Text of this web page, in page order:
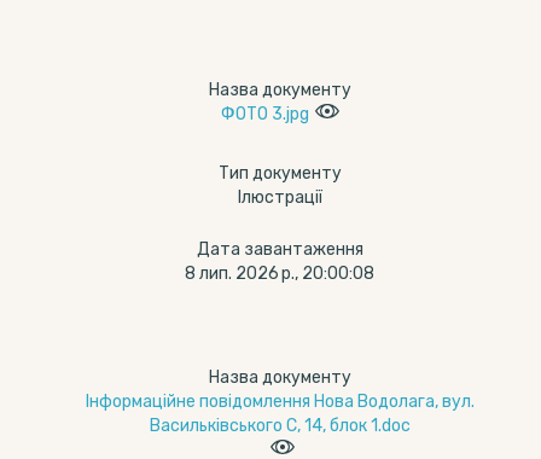
Назва документу
ФОТО 3.jpg
Тип документу
Ілюстрації
Дата завантаження
8 лип. 2026 р., 20:00:08
Назва документу
Інформаційне повідомлення Нова Водолага, вул.
Васильківського С, 14, блок 1.doc